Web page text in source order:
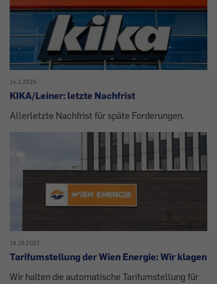
14.1.2025
KIKA/Leiner: letzte Nachfrist
Allerletzte Nachfrist für späte Forderungen.
19.10.2022
Tarifumstellung der Wien Energie: Wir klagen
Wir halten die automatische Tarifumstellung für